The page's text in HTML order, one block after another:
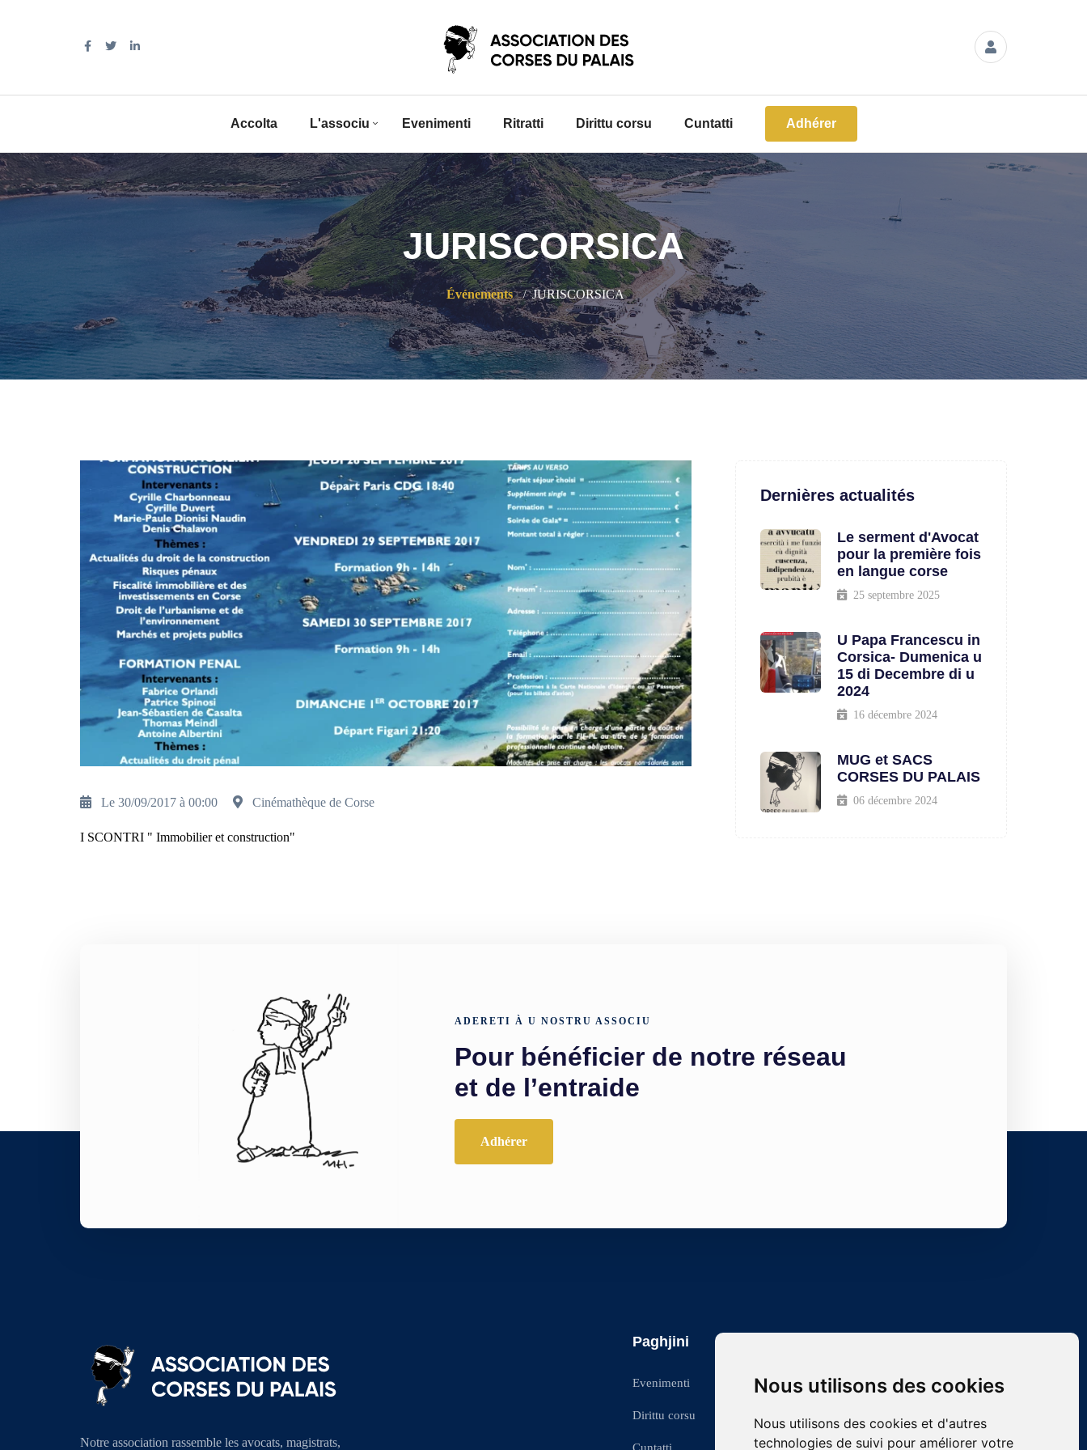
Nous utilisons des cookies
Nous utilisons des cookies et d'autres
technologies de suivi pour améliorer votre
Accolta L'associu Evenimenti Ritratti Dirittu corsu Cuntatti Adhérer
JURISCORSICA
Événements JURISCORSICA
Le 30/09/2017 à 00:00 Cinémathèque de Corse
I SCONTRI " Immobilier et construction"
Dernières actualités
Le serment d'Avocat
pour la première fois
en langue corse
25 septembre 2025
U Papa Francescu in
Corsica- Dumenica u
15 di Decembre di u
2024
16 décembre 2024
MUG et SACS
CORSES DU PALAIS
06 décembre 2024
ADERETI À U NOSTRU ASSOCIU
Pour bénéficier de notre réseau
et de l’entraide
Adhérer
Notre association rassemble les avocats, magistrats,
Paghjini
Evenimenti
Dirittu corsu
Cuntatti
asso.corsesdupalais@gmail.com
Bureau des Associations du Barreau de